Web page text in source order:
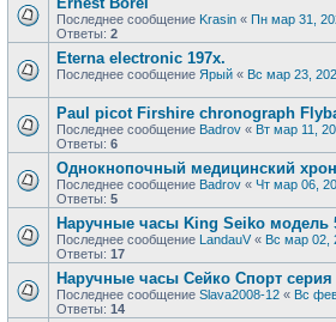
Последнее сообщение Krasin « Пн мар 31,
Ответы: 2
Eterna electronic 197х.
Последнее сообщение Ярый « Вс мар 23,
Paul picot Firshire chronograph
Последнее сообщение Badrov « Вт мар 11,
Ответы: 6
Однокнопочный медицинский
Последнее сообщение Badrov « Чт мар 06,
Ответы: 5
Наручные часы King Seiko модель
Последнее сообщение LandauV« Вс мар 02,
Ответы: 17
Наручные часы Сейко Спорт серия
Последнее сообщение Slava2008-12 « Вс
Ответы: 14